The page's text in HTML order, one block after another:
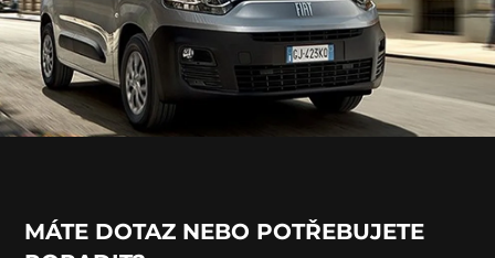
MÁTE DOTAZ NEBO POTŘEBUJETE